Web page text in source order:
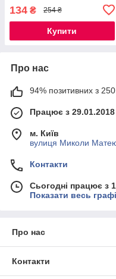
134 ₴ 254 ₴
Купити
Про нас
94% позитивних з 250
Працює з 29.01.2018
м. Київ
вулиця Миколи
Контакти
Сьогодні працює з
Показати весь
Про нас
Контакти